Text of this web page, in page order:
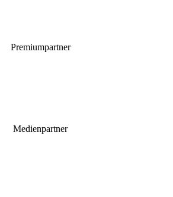
Premiumpartner
Medienpartner